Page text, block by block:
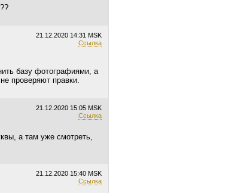
21.12.2020 14:31 MSK
Ссылка
базу фотографиями, а
проверяют правки.
21.12.2020 15:05 MSK
Ссылка
а там уже смотреть,
21.12.2020 15:40 MSK
Ссылка